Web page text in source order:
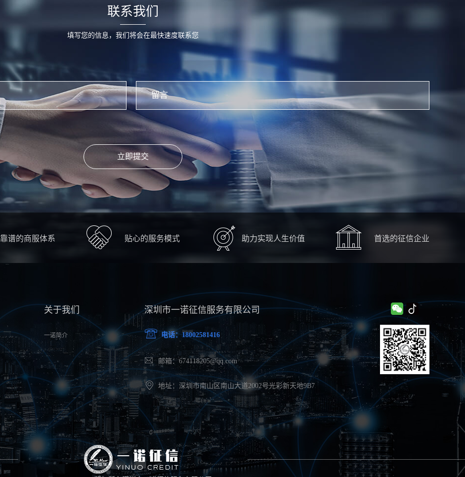
联系我们
填写您的信息，我们将会在最快速度联系您
立即提交
靠谱的商服体系 贴心的服务模式 助力实现人生价值 首选的征信企业
关于我们
一诺简介
深圳市一诺征信服务有限公司
电话：18002581416
邮箱：674118205@qq.com
地址：深圳市南山区南山大道2002号光彩新天地9B7